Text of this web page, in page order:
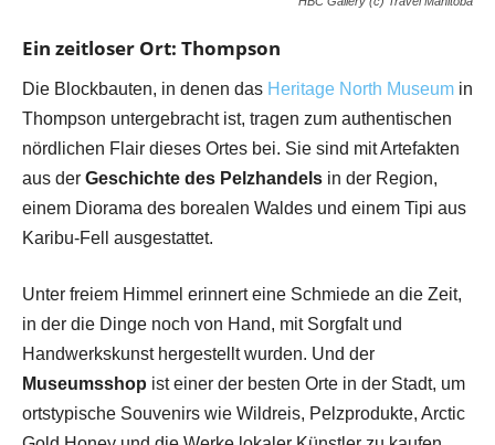
Ein zeitloser Ort: Thompson
Die Blockbauten, in denen das Heritage North Museum in
Thompson untergebracht ist, tragen zum authentischen
nördlichen Flair dieses Ortes bei. Sie sind mit Artefakten
aus der Geschichte des Pelzhandels in der Region,
einem Diorama des borealen Waldes und einem Tipi aus
Karibu-Fell ausgestattet.
Unter freiem Himmel erinnert eine Schmiede an die Zeit,
in der die Dinge noch von Hand, mit Sorgfalt und
Handwerkskunst hergestellt wurden. Und der
Museumsshop ist einer der besten Orte in der Stadt, um
ortstypische Souvenirs wie Wildreis, Pelzprodukte, Arctic